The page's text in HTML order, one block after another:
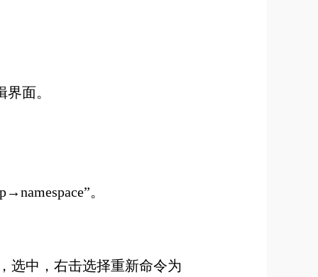
界面。
。
选中，右击选择重新命令为